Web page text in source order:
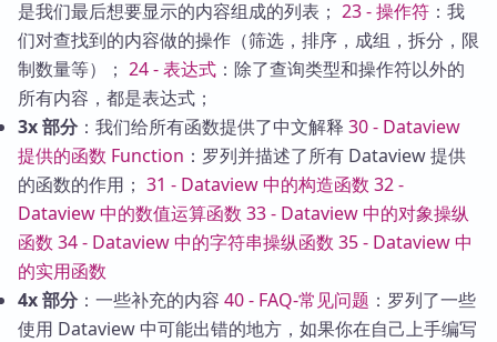
是我们最后想要显示的内容组成的列表； 23 - 操作符 ：我
们对查找到的内容做的操作（筛选，排序，成组，拆分，限
制数量等）； 24 - 表达式 ：除了查询类型和操作符以外的
所有内容，都是表达式；
3x 部分：我们给所有函数提供了中文解释 30 - Dataview
提供的函数 Function ：罗列并描述了所有 Dataview 提供
的函数的作用； 31 - Dataview 中的构造函数 32 -
Dataview 中的数值运算函数 33 - Dataview 中的对象操纵
函数 34 - Dataview 中的字符串操纵函数 35 - Dataview 中
的实用函数
4x 部分：一些补充的内容 40 - FAQ-常见问题 ：罗列了一些
使用 Dataview 中可能出错的地方，如果你在自己上手编写